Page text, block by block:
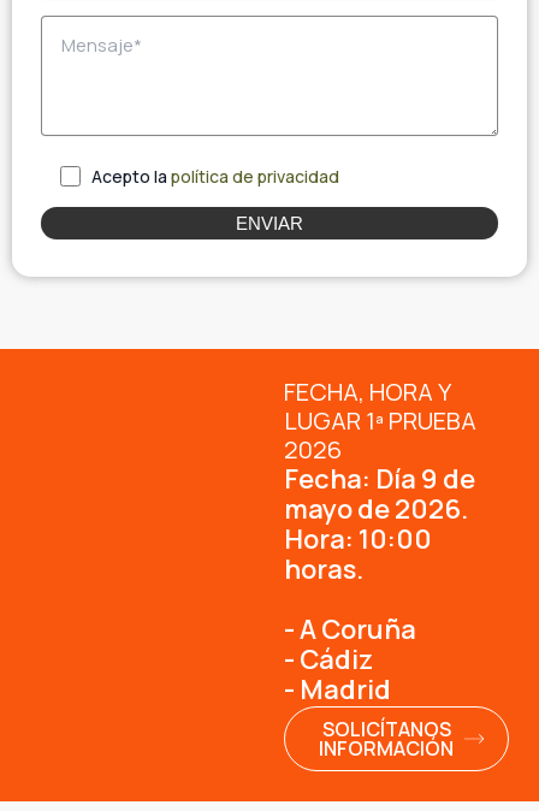
Acepto la política de privacidad
FECHA, HORA Y
LUGAR 1ª PRUEBA
2026
Fecha: Día 9 de
mayo de 2026.
Hora: 10:00
horas.
- A Coruña
- Cádiz
- Madrid
SOLICÍTANOS
INFORMACIÓN